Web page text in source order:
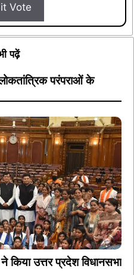
Vote
पढ़ें
परंपराओं के
किया उत्तर प्रदेश विधानसभा